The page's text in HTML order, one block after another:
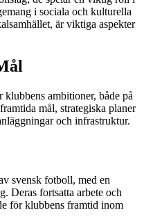
i sociala och kulturella
är viktiga aspekter
ambitioner, både på
mål, strategiska planer
och infrastruktur.
svensk fotboll, med en
Deras fortsatta arbete och
för klubbens framtid inom